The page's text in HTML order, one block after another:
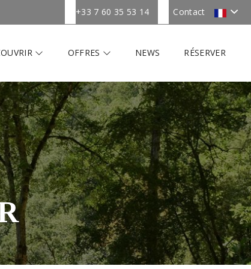
Contact
+33 7 60 35 53 14
OFFRES NEWS RÉSERVER